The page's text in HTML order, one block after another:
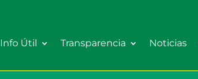
Info Útil Transparencia Noticias